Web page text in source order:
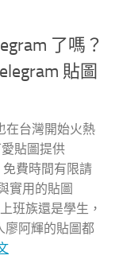
了嗎？
貼圖
在台灣開始火熱
貼圖提供
免費時間有限請
實用的貼圖
班族還是學生，
廖阿輝的貼圖都